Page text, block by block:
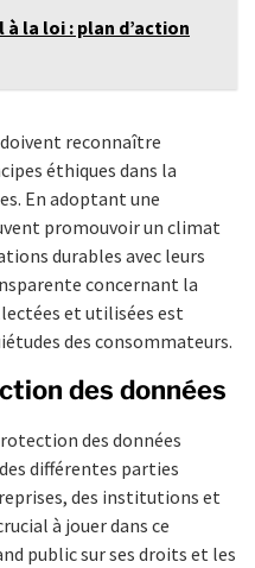
à la loi : plan d’action
reconnaître
éthiques dans la
En adoptant une
promouvoir un climat
durables avec leurs
concernant la
et utilisées est
des consommateurs.
des données
des données
différentes parties
des institutions et
à jouer dans ce
public sur ses droits et les